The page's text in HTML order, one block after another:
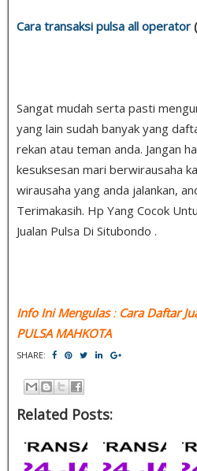
Cara transaksi pulsa all operator
Sangat mudah serta pasti
yang lain sudah banyak yang
rekan atau teman anda. Jangan
kesuksesan mari berwirausaha
wirausaha yang anda jalankan,
Terimakasih. Hp Yang Cocok
Jualan Pulsa Di Situbondo .
Info Ini Mengulas: Cara Daftar
PULSA MAHKOTA
SHARE:
Related Posts: